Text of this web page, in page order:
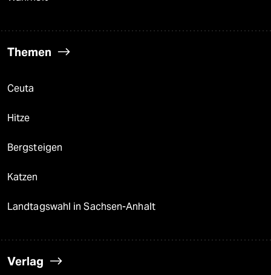
Themen
Ceuta
Hitze
Bergsteigen
Katzen
Landtagswahl in Sachsen-Anhalt
Verlag